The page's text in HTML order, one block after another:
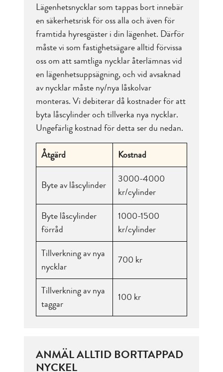
Lägenhetsnycklar som tappas bort innebär
en säkerhetsrisk för oss alla och även för
framtida hyresgäster i din lägenhet. Därför
måste vi som fastighetsägare alltid förvissa
oss om att samtliga nycklar återlämnas vid
en lägenhetsuppsägning, och vid avsaknad
av nycklar måste ny/nya låskolvar
monteras. Vi debiterar då kostnader för att
byta låscylinder och tillverka nya nycklar.
Ungefärlig kostnad för detta ser du nedan.
Åtgärd Kostnad
Byte av låscylinder
3000-4000
kr/cylinder
Byte låscylinder
förråd
1000-1500
kr/cylinder
Tillverkning av nya
nycklar
700 kr
Tillverkning av nya
taggar
100 kr
ANMÄL ALLTID BORTTAPPAD
NYCKEL